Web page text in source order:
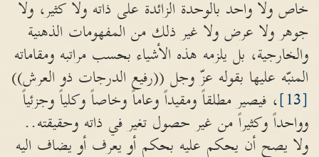
خاص ولا واحد بالوحدة الزائدة على ذاته ولا كثير، ولا
جوهر ولا عرض ولا غير ذلك من المفهومات الذهنية
والخارجية، بل يلزمه هذه الأشياء بحسب مراتبه ومقاماته
المنبّه عليها بقوله عزّ وجل ((رفيع الدرجات ذو العرش))
[13]
، فيصير مطلقاً ومقيداً وعاماً وخاصاً وكلياً وجزئياً
وواحداً وكثيراً من غير حصول تغير في ذاته وحقيقته..
ولا يصح أن يحكم عليه بحكم أو يعرف أو يضاف اليه